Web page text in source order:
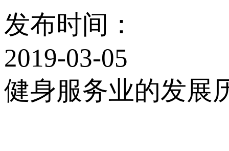
发布时间：
2019-03-05
健身服务业的发展